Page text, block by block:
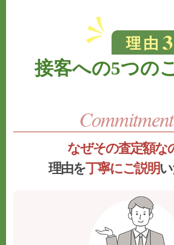
接客への5つの
なぜその査定額な
理由を丁寧にご説明